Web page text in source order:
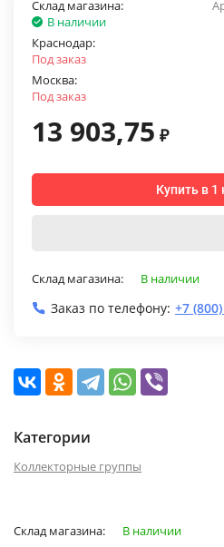
Склад магазина:
В наличии
Краснодар:
Под заказ
Москва:
Под заказ
13 903,75 ₽
Купить в 1
Склад магазина: В наличии
Заказ по телефону: +7
Категории
Коллекторные группы
Склад магазина: В наличии